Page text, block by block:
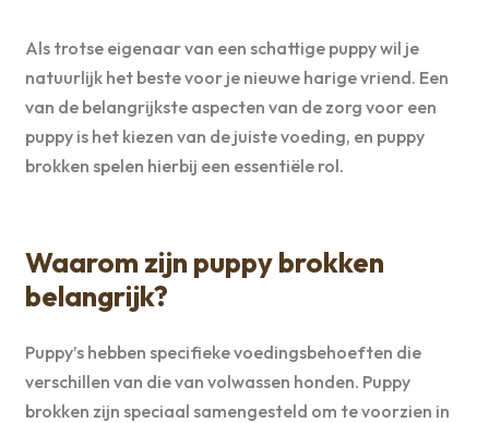
Als trotse eigenaar van een schattige puppy wil je
natuurlijk het beste voor je nieuwe harige vriend. Een
van de belangrijkste aspecten van de zorg voor een
puppy is het kiezen van de juiste voeding, en puppy
brokken spelen hierbij een essentiële rol.
Waarom zijn puppy brokken
belangrijk?
Puppy’s hebben specifieke voedingsbehoeften die
verschillen van die van volwassen honden. Puppy
brokken zijn speciaal samengesteld om te voorzien in